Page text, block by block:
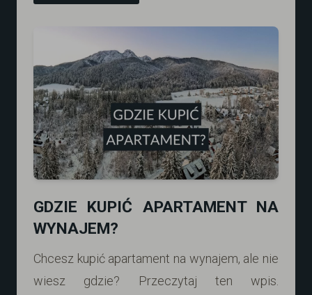
GDZIE KUPIĆ APARTAMENT NA
WYNAJEM?
Chcesz kupić apartament na wynajem, ale nie
wiesz gdzie? Przeczytaj ten wpis.